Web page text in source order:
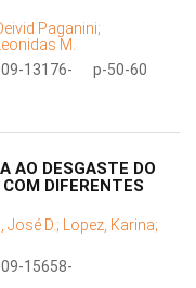
Paganini;
M.
13176-
p-50-60
AO DESGASTE DO
DIFERENTES
José D.; Lopez, Karina;
15658-